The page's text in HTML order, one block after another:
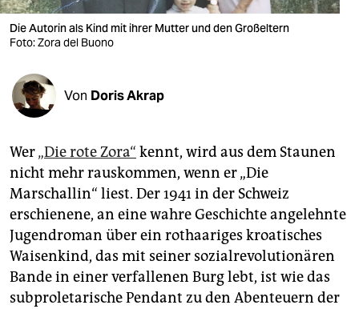
verlag
verlag
veranstaltungen
shop
unterstützen
abo
genossenschaft
epaper login
Die Autorin als Kind mit ihrer Mutter und den Großeltern
Foto: Zora del Buono
Von Doris Akrap
Wer„Die rote Zora“ kennt, wird aus dem Staunen
nicht mehr rauskommen, wenn er „Die
Marschallin“ liest. Der 1941 in der Schweiz
erschienene, an eine wahre Geschichte angelehnte
Jugendroman über ein rothaariges kroatisches
Waisenkind, das mit seiner sozialrevolutionären
Bande in einer verfallenen Burg lebt, ist wie das
subproletarische Pendant zu den Abenteuern der